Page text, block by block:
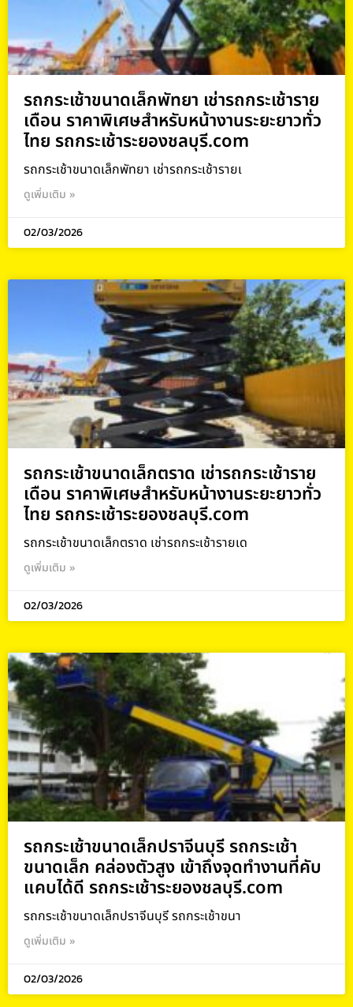
รถกระเช้าขนาดเล็กพัทยา เช่ารถกระเช้าราย
เดือน ราคาพิเศษสำหรับหน้างานระยะยาวทั่ว
ไทย รถกระเช้าระยองชลบุรี.com
รถกระเช้าขนาดเล็กพัทยา เช่ารถกระเช้ารายเ
ดูเพิ่มเติม »
02/03/2026
รถกระเช้าขนาดเล็กตราด เช่ารถกระเช้าราย
เดือน ราคาพิเศษสำหรับหน้างานระยะยาวทั่ว
ไทย รถกระเช้าระยองชลบุรี.com
รถกระเช้าขนาดเล็กตราด เช่ารถกระเช้ารายเด
ดูเพิ่มเติม »
02/03/2026
รถกระเช้าขนาดเล็กปราจีนบุรี รถกระเช้า
ขนาดเล็ก คล่องตัวสูง เข้าถึงจุดทำงานที่คับ
แคบได้ดี รถกระเช้าระยองชลบุรี.com
รถกระเช้าขนาดเล็กปราจีนบุรี รถกระเช้าขนา
ดูเพิ่มเติม »
02/03/2026